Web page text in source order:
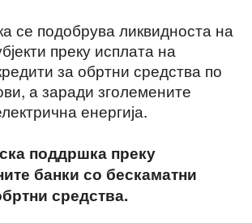
се подобрува ликвидноста на
преку исплата на
за обртни средства по
а заради зголемените
енергија.
поддршка преку
банки со бескаматни
средства.